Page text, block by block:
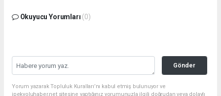
Okuyucu Yorumları (0)
Gönder
Yorum yazarak Topluluk Kuralları’nı kabul etmiş bulunuyor ve
ipekyoluhaber.net sitesine yaptığınız yorumunuzla ilgili doğrudan veya dolaylı